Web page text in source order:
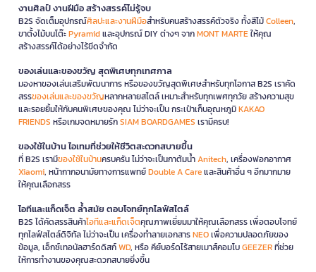
งานศิลป์ งานฝีมือ สร้างสรรค์ไม่รู้จบ
B2S จัดเต็มอุปกรณ์ศิลปะและงานฝีมือสำหรับคนสร้างสรรค์ตัวจริง ทั้งสีไม้Colleen,
ขาตั้งไม้บนโต๊ะPyramidและอุปกรณ์ DIY ต่างๆ จากMONT MARTEให้คุณ
สร้างสรรค์ได้อย่างไร้ขีดจำกัด
ของเล่นและของขวัญ สุดพิเศษทุกเทศกาล
มองหาของเล่นเสริมพัฒนาการ หรือของขวัญสุดพิเศษสำหรับทุกโอกาส B2S เราคัด
สรรของเล่นและของขวัญหลากหลายสไตล์ เหมาะสำหรับทุกเพศทุกวัย สร้างความสุข
และรอยยิ้มให้กับคนพิเศษของคุณ ไม่ว่าจะเป็น กระเป๋าเก็บอุณหภูมิKAKAO
FRIENDS หรือเกมจดหมายรักSIAM BOARDGAMES เรามีครบ!
ของใช้ในบ้าน ไอเทมที่ช่วยให้ชีวิตสะดวกสบายขึ้น
ที่ B2S เรามีของใช้ในบ้านครบครัน ไม่ว่าจะเป็นกาต้มน้ำAnitech, เครื่องฟอกอากาศ
Xiaomi, หน้ากากอนามัยทางการแพทย์Double A Careและสินค้าอื่น ๆ อีกมากมาย
ให้คุณเลือกสรร
ไอทีและแก็ดเจ็ต ล้ำสมัย ตอบโจทย์ทุกไลฟ์สไตล์
B2S ได้คัดสรรสินค้าไอทีและแก็ดเจ็ตคุณภาพเยี่ยมมาให้คุณเลือกสรร เพื่อตอบโจทย์
ทุกไลฟ์สไตล์ดิจิทัล ไม่ว่าจะเป็น เครื่องทำลายเอกสารNEOเพื่อความปลอดภัยของ
ข้อมูล, เอ็กซ์เทอนัลฮาร์ดดิสก์WD, หรือ คีย์บอร์ดไร้สายเมาส์คอมโบGEEZERที่ช่วย
ให้การทำงานของคุณสะดวกสบายยิ่งขึ้น